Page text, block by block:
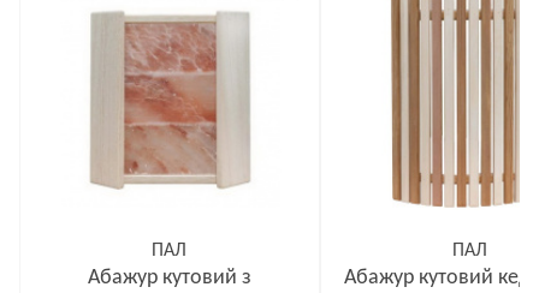
ПАЛ
Абажур кутовий з
ПАЛ
Абажур кутовий